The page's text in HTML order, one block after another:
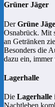
Grüner Jäger
DerGrüne
Osnabrück. Mit
an Getränken
Besonders die
dazu ein, immer
Lagerhalle
Die Lagerhalle